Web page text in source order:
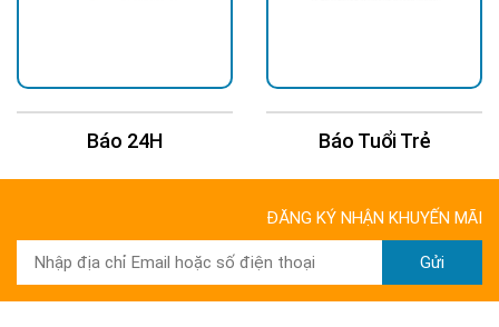
Báo 24H Báo Tuổi Trẻ
ĐĂNG KÝ NHẬN KHUYẾN MÃI
Gửi